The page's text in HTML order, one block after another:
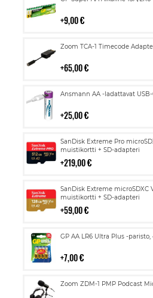
9,00 €
Zoom TCA-1 Timecode
65,00 €
Lisää
Ansmann AA -ladattavat
25,00 €
Lisää
SanDisk Extreme Pro
muistikortti + SD-adapteri
219,00 €
Lisää
ostoskoriin
SanDisk Extreme microSDXC
muistikortti + SD-adapteri
59,00 €
Lisää
ostoskoriin
GP AA LR6 Ultra Plus -paristo,
7,00 €
Lisää
Zoom ZDM-1 PMP Podcast
Lisää